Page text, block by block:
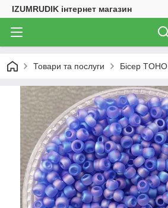
IZUMRUDIK інтернет магазин
Товари та послуги Бісер TOHO